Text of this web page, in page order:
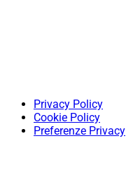
Privacy Policy
Cookie Policy
Preferenze Privacy